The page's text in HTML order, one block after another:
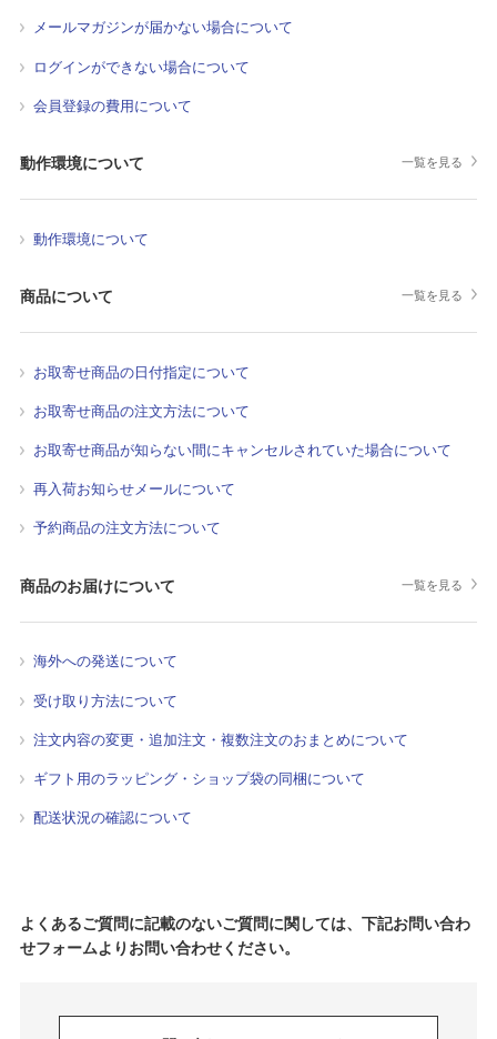
メールマガジンが届かない場合について
ログインができない場合について
会員登録の費用について
動作環境について 一覧を見る
動作環境について
商品について 一覧を見る
お取寄せ商品の日付指定について
お取寄せ商品の注文方法について
お取寄せ商品が知らない間にキャンセルされていた場合について
再入荷お知らせメールについて
予約商品の注文方法について
商品のお届けについて 一覧を見る
海外への発送について
受け取り方法について
注文内容の変更・追加注文・複数注文のおまとめについて
ギフト用のラッピング・ショップ袋の同梱について
配送状況の確認について
よくあるご質問に記載のないご質問に関しては、下記お問い合わ
せフォームよりお問い合わせください。